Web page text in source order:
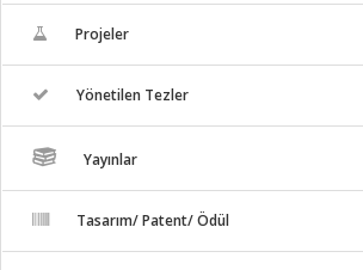
Projeler
Yönetilen Tezler
Yayınlar
Tasarım/ Patent/ Ödül